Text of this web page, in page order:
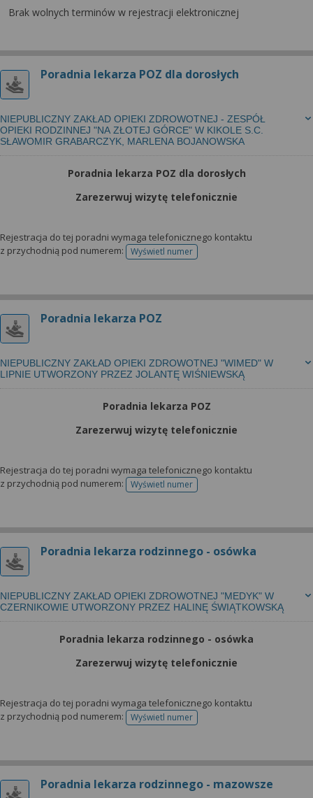
Brak wolnych terminów w rejestracji elektronicznej
Poradnia lekarza POZ dla dorosłych
NIEPUBLICZNY ZAKŁAD OPIEKI ZDROWOTNEJ - ZESPÓŁ
OPIEKI RODZINNEJ "NA ZŁOTEJ GÓRCE" W KIKOLE S.C.
SŁAWOMIR GRABARCZYK, MARLENA BOJANOWSKA
Poradnia lekarza POZ dla dorosłych
Zarezerwuj wizytę telefonicznie
Rejestracja do tej poradni wymaga telefonicznego kontaktu
z przychodnią pod numerem:
Wyświetl numertelefonu do rejestracji
Poradnia lekarza POZ
NIEPUBLICZNY ZAKŁAD OPIEKI ZDROWOTNEJ "WIMED" W
LIPNIE UTWORZONY PRZEZ JOLANTĘ WIŚNIEWSKĄ
Poradnia lekarza POZ
Zarezerwuj wizytę telefonicznie
Rejestracja do tej poradni wymaga telefonicznego kontaktu
z przychodnią pod numerem:
Wyświetl numertelefonu do rejestracji
Poradnia lekarza rodzinnego - osówka
NIEPUBLICZNY ZAKŁAD OPIEKI ZDROWOTNEJ "MEDYK" W
CZERNIKOWIE UTWORZONY PRZEZ HALINĘ ŚWIĄTKOWSKĄ
Poradnia lekarza rodzinnego - osówka
Zarezerwuj wizytę telefonicznie
Rejestracja do tej poradni wymaga telefonicznego kontaktu
z przychodnią pod numerem:
Wyświetl numertelefonu do rejestracji
Poradnia lekarza rodzinnego - mazowsze
możesz też wycofać zgodę na przetwarzanie Twoich
dowiedzieć się więcej lub chcesz przeprowadzić
konfigurację szczegółową, to możesz tego dokonać
za pomocą „Ustawień zaawansowanych”.
narzędzi zewnętrznych w naszym serwisie
znajdziesz w Regulaminie Serwisu.